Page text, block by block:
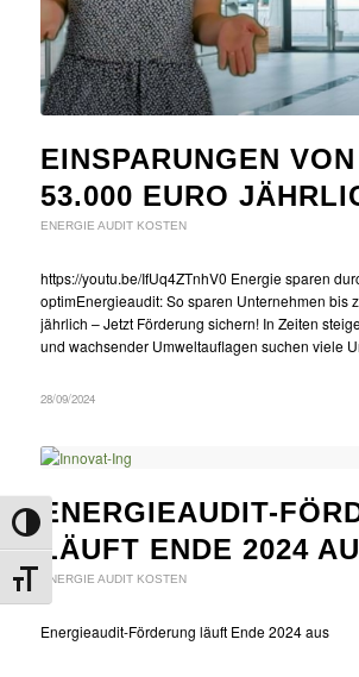
Umschalten auf hohe Kontraste
Schrift vergrößern
EINSPARUNGEN
53.000 EURO
ENERGIE AUDIT KOSTEN
https://youtu.be/IfUq4ZTnhV0 Energie sparen
optimEnergieaudit: So sparen Unternehmen bis
jährlich – Jetzt Förderung sichern! In Zeiten
und wachsender Umweltauflagen suchen viele
28/09/2024
ENERGIEAUDIT-
LÄUFT ENDE 2024
ENERGIE AUDIT KOSTEN
Energieaudit-Förderung läuft Ende 2024 aus